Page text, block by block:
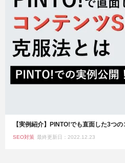
【実例紹介】PINTO!でも直面した3つ
SEO対策 最終更新日：2022.12.23